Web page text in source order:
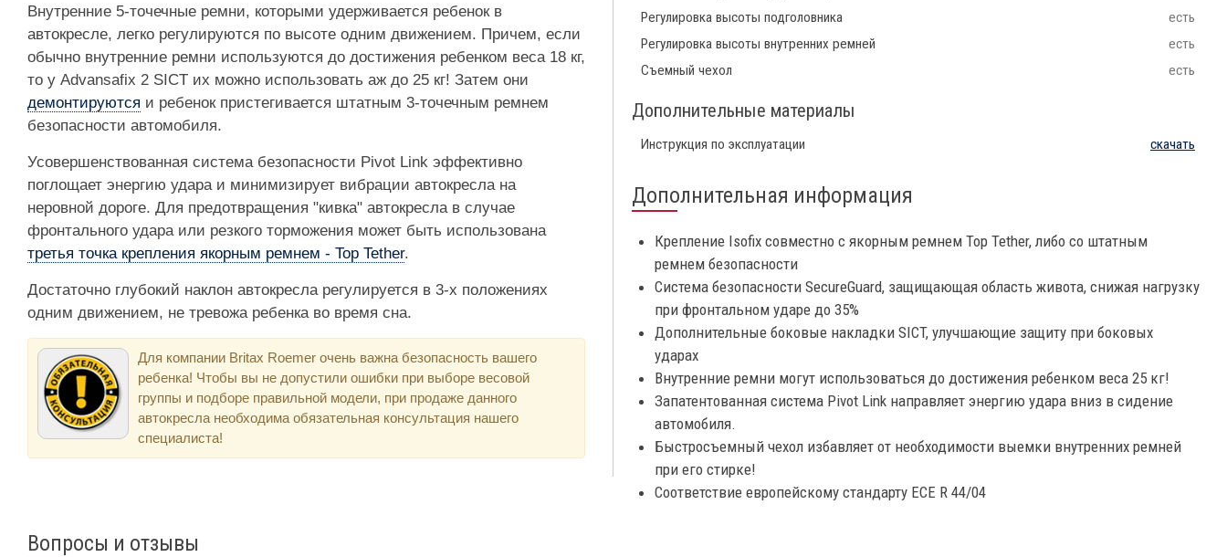
Внутренние 5-точечные ремни, которыми удерживается ребенок в
автокресле, легко регулируются по высоте одним движением. Причем, если
обычно внутренние ремни используются до достижения ребенком веса 18 кг,
то у Advansafix 2 SICT их можно использовать аж до 25 кг! Затем они
демонтируются и ребенок пристегивается штатным 3-точечным ремнем
безопасности автомобиля.
Усовершенствованная система безопасности Pivot Link эффективно
поглощает энергию удара и минимизирует вибрации автокресла на
неровной дороге. Для предотвращения "кивка" автокресла в случае
фронтального удара или резкого торможения может быть использована
третья точка крепления якорным ремнем - Top Tether.
Достаточно глубокий наклон автокресла регулируется в 3-х положениях
одним движением, не тревожа ребенка во время сна.
Для компании Britax Roemer очень важна безопасность вашего
ребенка! Чтобы вы не допустили ошибки при выборе весовой
группы и подборе правильной модели, при продаже данного
автокресла необходима обязательная консультация нашего
специалиста!
Регулировка высоты подголовника
есть
Регулировка высоты внутренних ремней
есть
Съемный чехол
есть
Дополнительные материалы
Инструкция по эксплуатации скачать
Дополнительная информация
Крепление Isofix совместно с якорным ремнем Top Tether, либо со штатным
ремнем безопасности
Система безопасности SecureGuard, защищающая область живота, снижая нагрузку
при фронтальном ударе до 35%
Дополнительные боковые накладки SICT, улучшающие защиту при боковых
ударах
Внутренние ремни могут использоваться до достижения ребенком веса 25 кг!
Запатентованная система Pivot Link направляет энергию удара вниз в сидение
автомобиля.
Быстросъемный чехол избавляет от необходимости выемки внутренних ремней
при его стирке!
Соответствие европейскому стандарту ECE R 44/04
Вопросы и отзывы